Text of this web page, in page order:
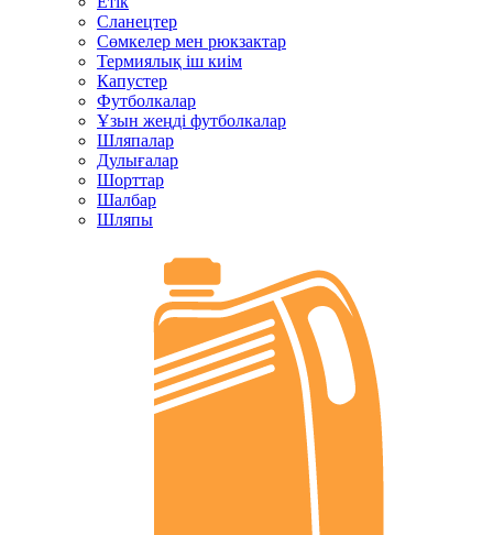
Сланецтер
Сөмкелер мен рюкзактар
Термиялық іш киім
Капустер
Футболкалар
Ұзын жеңді футболкалар
Шляпалар
Дулығалар
Шорттар
Шалбар
Шляпы